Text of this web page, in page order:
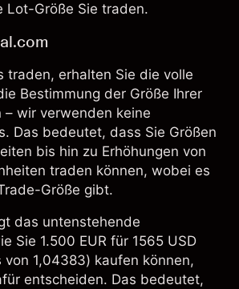
Lot-Größe Sie traden.
traden, erhalten Sie die volle
Bestimmung der Größe Ihrer
– wir verwenden keine
Das bedeutet, dass Sie Größen
bis hin zu Erhöhungen von
traden können, wobei es
Größe gibt.
das untenstehende
Sie 1.500 EUR für 1565 USD
von 1,04383) kaufen können,
entscheiden. Das bedeutet,